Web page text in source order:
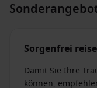
Sorgenfrei
Damit Sie Ihre
können,